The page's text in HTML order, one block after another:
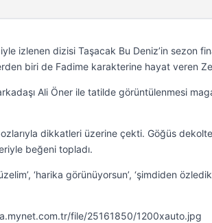
izlenen dizisi Taşacak Bu Deniz’in sezon
biri de Fadime karakterine hayat veren
Ali Öner ile tatilde görüntülenmesi
dikkatleri üzerine çekti. Göğüs
beğeni topladı.
‘harika görünüyorsun’, ‘şimdiden
file/25161850/1200xauto.jpg